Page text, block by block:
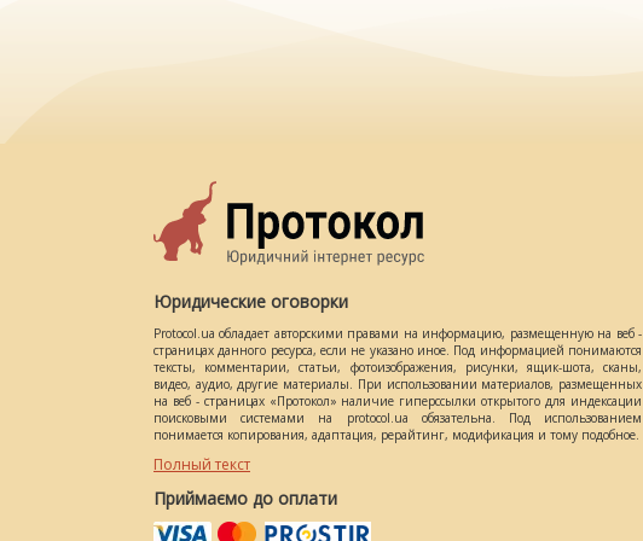
Юридические оговорки
Protocol.ua обладает авторскими правами на информацию, размещенную на веб -
страницах данного ресурса, если не указано иное. Под информацией понимаются
тексты, комментарии, статьи, фотоизображения, рисунки, ящик-шота, сканы,
видео, аудио, другие материалы. При использовании материалов, размещенных
на веб - страницах «Протокол» наличие гиперссылки открытого для индексации
поисковыми системами на protocol.ua обязательна. Под использованием
понимается копирования, адаптация, рерайтинг, модификация и тому подобное.
Полный текст
Приймаємо до оплати